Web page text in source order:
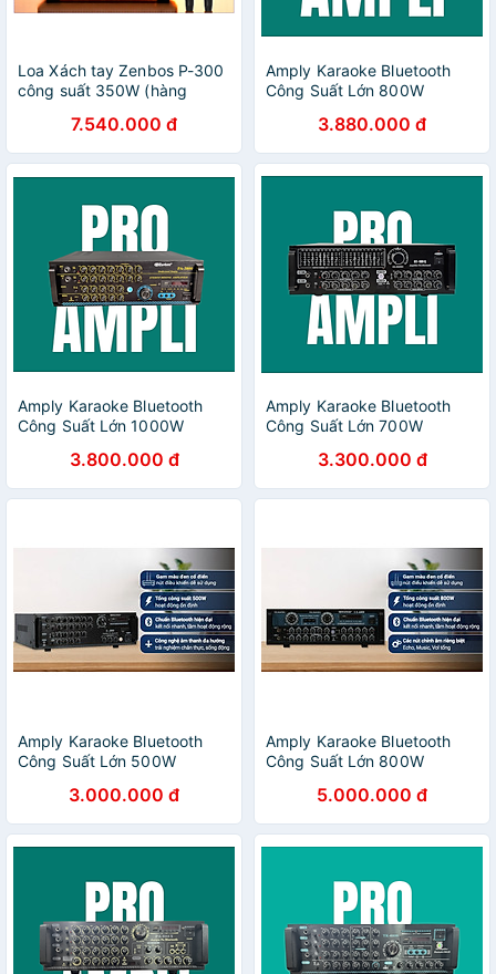
Loa Xách tay Zenbos P-300
công suất 350W (hàng
7.540.000 đ
Amply Karaoke Bluetooth
Công Suất Lớn 800W
(Hàng Chính Hãng)
3.880.000 đ
Amply Karaoke Bluetooth
Công Suất Lớn 1000W
Đại(Hàng Chính Hãng)
3.800.000 đ
Amply Karaoke Bluetooth
Công Suất Lớn 700W
(Hàng Chính Hãng)
3.300.000 đ
Amply Karaoke Bluetooth
Công Suất Lớn 500W
Chính Hãng)3.000.000 đ
Amply Karaoke Bluetooth
Công Suất Lớn 800W
(Hàng Chính Hãng)
5.000.000 đ